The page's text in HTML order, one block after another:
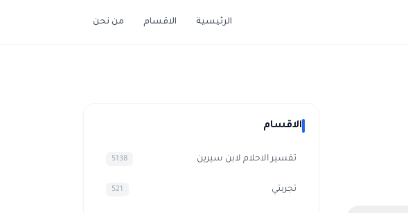
الرئيسية الاقسام من نحن
الاقسام
تفسير الاحلام لابن سيرين 5138
تجربتي 521